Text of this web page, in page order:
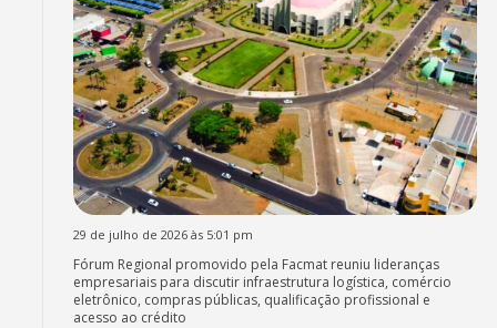
29 de julho de 2026 às 5:01 pm
Fórum Regional promovido pela Facmat reuniu lideranças
empresariais para discutir infraestrutura logística, comércio
eletrônico, compras públicas, qualificação profissional e
acesso ao crédito